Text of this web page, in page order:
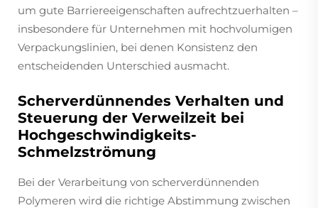
um gute Barriereeigenschaften aufrechtzuerhalten –
insbesondere für Unternehmen mit hochvolumigen
Verpackungslinien, bei denen Konsistenz den
entscheidenden Unterschied ausmacht.
Scherverdünnendes Verhalten und
Steuerung der Verweilzeit bei
Hochgeschwindigkeits-
Schmelzströmung
Bei der Verarbeitung von scherverdünnenden
Polymeren wird die richtige Abstimmung zwischen